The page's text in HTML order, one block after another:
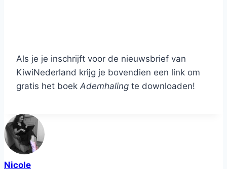
Als je je inschrijft voor de nieuwsbrief van
KiwiNederland krijg je bovendien een link om
gratis het boek Ademhaling te downloaden!
Nicole